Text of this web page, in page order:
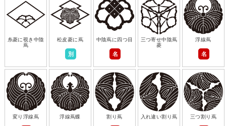
糸菱に覗き中陰
蔦
松皮菱に蔦
別
中陰蔦に四つ目
名
三つ寄せ中陰蔦
菱
浮線蔦
名
変り浮線蔦 浮線蔦蝶 割り蔦 入れ違い割り蔦 三つ割り蔦